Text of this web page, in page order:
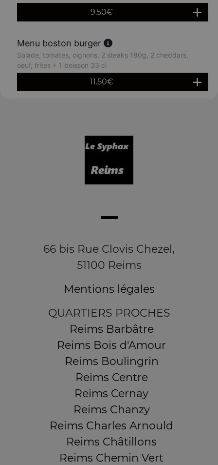
9.50€
Menu boston burger
Salade, tomates, oignons, 2 steaks 180g, 2 cheddars,
oeuf, frites + 1 boisson 33 cl
11.50€
66 bis Rue Clovis Chezel,
51100 Reims
Mentions légales
QUARTIERS PROCHES
Reims Barbâtre
Reims Bois d'Amour
Reims Boulingrin
Reims Centre
Reims Cernay
Reims Chanzy
Reims Charles Arnould
Reims Châtillons
Reims Chemin Vert